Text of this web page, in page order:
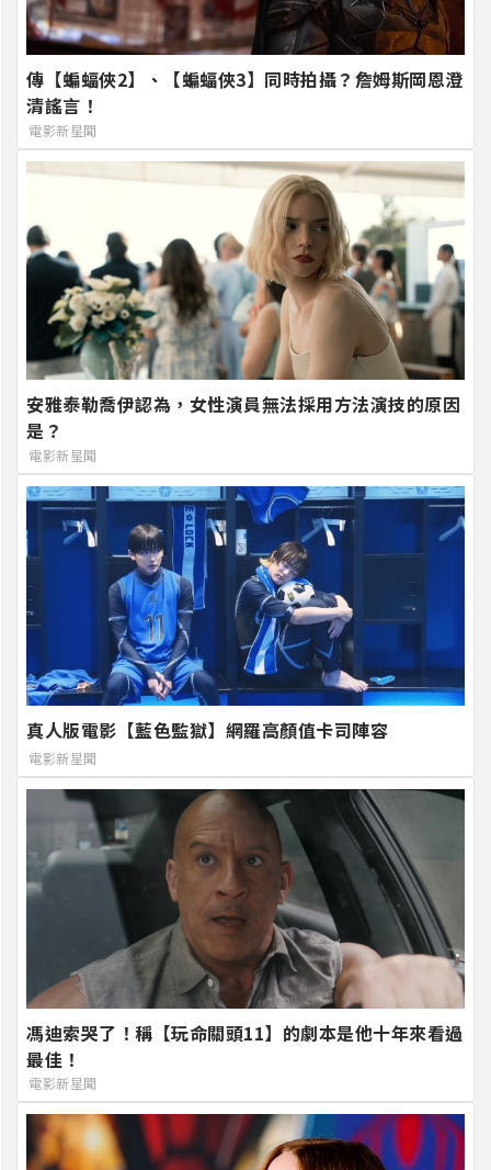
傳【蝙蝠俠2】、【蝙蝠俠3】同時拍攝？詹姆斯岡恩澄
清謠言！
電影新星聞
安雅泰勒喬伊認為，女性演員無法採用方法演技的原因
是？
電影新星聞
真人版電影【藍色監獄】網羅高顏值卡司陣容
電影新星聞
馮迪索哭了！稱【玩命關頭11】的劇本是他十年來看過
最佳！
電影新星聞